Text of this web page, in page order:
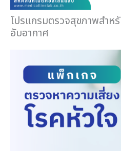
โปรแกรมตรวจสุขภาพสำ
อับอากาศ